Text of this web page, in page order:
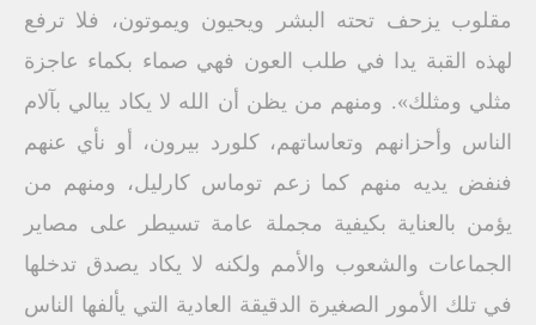
مقلوب يزحف تحته البشر ويحيون ويموتون، فلا ترفع
لهذه القبة يدا في طلب العون فهي صماء بكماء عاجزة
مثلي ومثلك». ومنهم من يظن أن الله لا يكاد يبالي بآلام
الناس وأحزانهم وتعاساتهم، كلورد بيرون، أو نأي عنهم
فنفض يديه منهم كما زعم توماس كارليل، ومنهم من
يؤمن بالعناية بكيفية مجملة عامة تسيطر على مصاير
الجماعات والشعوب والأمم ولكنه لا يكاد يصدق تدخلها
في تلك الأمور الصغيرة الدقيقة العادية التي يألفها الناس